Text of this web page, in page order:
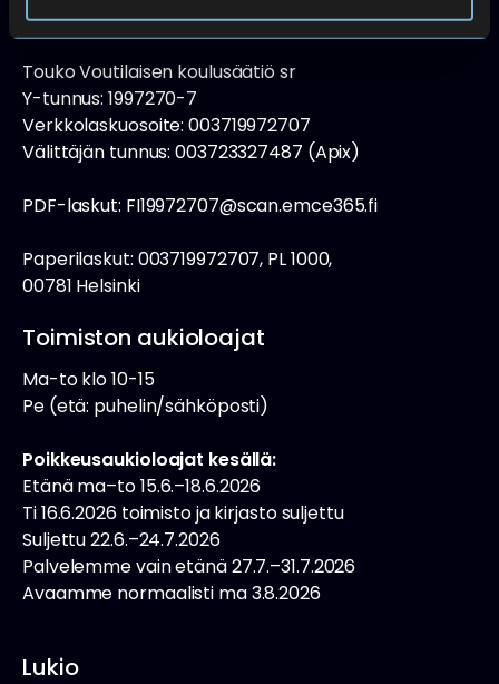
Laskutustiedot
Touko Voutilaisen koulusäätiö sr
Y-tunnus: 1997270-7
Verkkolaskuosoite: 003719972707
Välittäjän tunnus: 003723327487 (Apix)
PDF-laskut: FI19972707@scan.emce365.fi
Paperilaskut: 003719972707, PL 1000,
00781 Helsinki
Toimiston aukioloajat
Ma-to klo 10-15
Pe (etä: puhelin/sähköposti)
Poikkeusaukioloajat kesällä:
Etänä ma–to 15.6.–18.6.2026
Ti 16.6.2026 toimisto ja kirjasto suljettu
Suljettu 22.6.–24.7.2026
Palvelemme vain etänä 27.7.–31.7.2026
Avaamme normaalisti ma 3.8.2026
Lukio